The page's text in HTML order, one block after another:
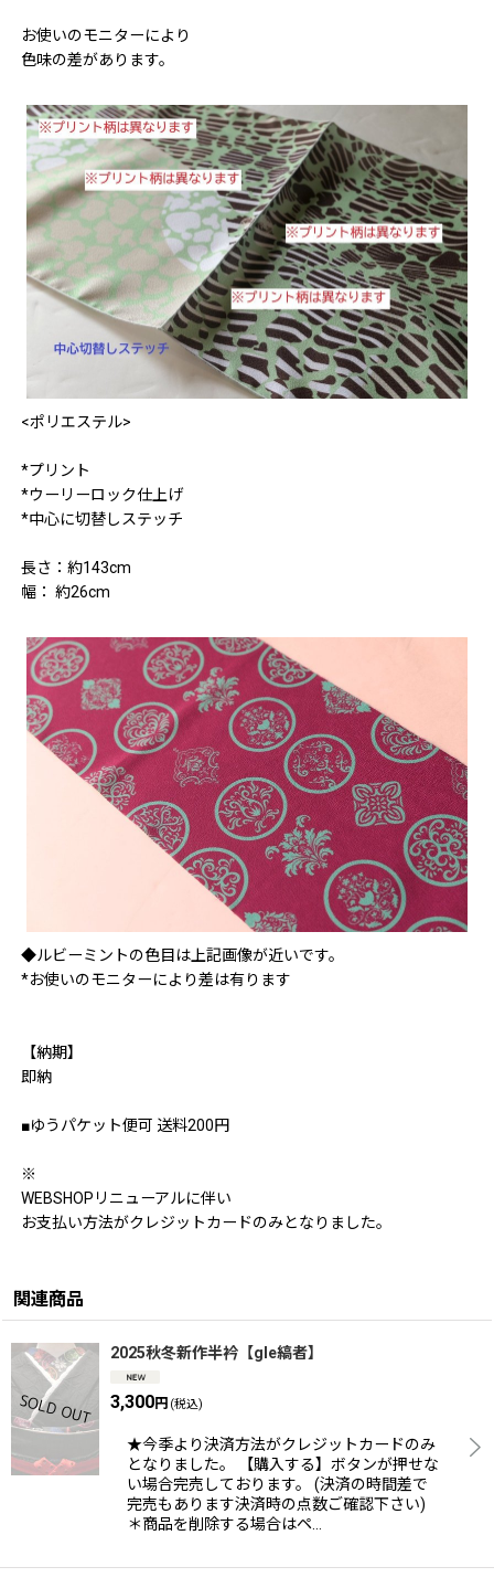
お使いのモニターにより
色味の差があります。
<ポリエステル>
*プリント
*ウーリーロック仕上げ
*中心に切替しステッチ
長さ：約143cm
幅： 約26cm
◆ルビーミントの色目は上記画像が近いです。
*お使いのモニターにより差は有ります
【納期】
即納
■ゆうパケット便可 送料200円
※
WEBSHOPリニューアルに伴い
お支払い方法がクレジットカードのみとなりました。
関連商品
2025秋冬新作半衿【gle縞者】
3,300円 (税込)
★今季より決済方法がクレジットカードのみ
となりました。 【購入する】ボタンが押せな
い場合完売しております。 (決済の時間差で
完売もあります決済時の点数ご確認下さい)
＊商品を削除する場合はペ…